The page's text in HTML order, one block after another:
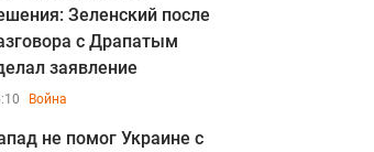
Зеленский после
с Драпатым
заявление
Война
не помог Украине с